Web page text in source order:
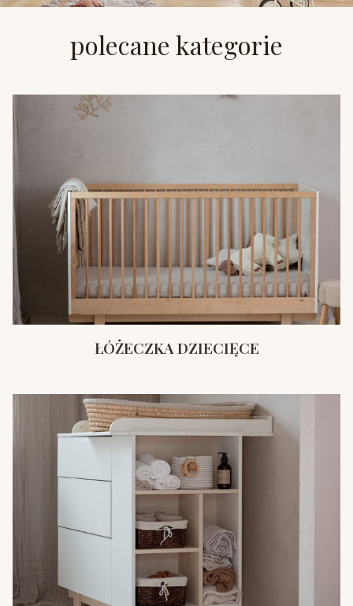
polecane kategorie
ŁÓŻECZKA DZIECIĘCE